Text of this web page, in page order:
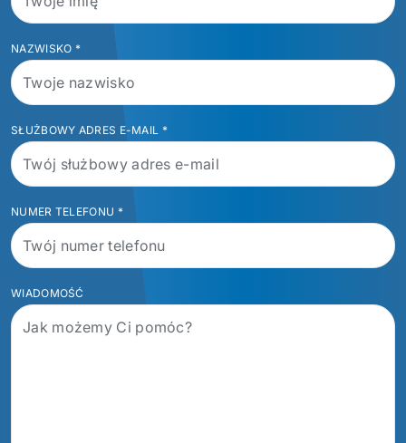
NAZWISKO *
SŁUŻBOWY ADRES E-MAIL *
NUMER TELEFONU *
WIADOMOŚĆ